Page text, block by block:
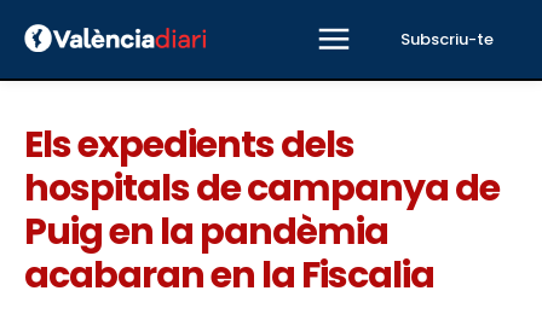
Subscriu-te
Els expedients dels
hospitals de campanya de
Puig en la pandèmia
acabaran en la Fiscalia